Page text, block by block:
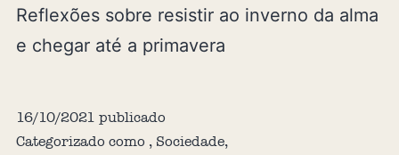
Reflexões sobre resistir ao inverno da alma
e chegar até a primavera
16/10/2021 publicado
Categorizado como , Sociedade,